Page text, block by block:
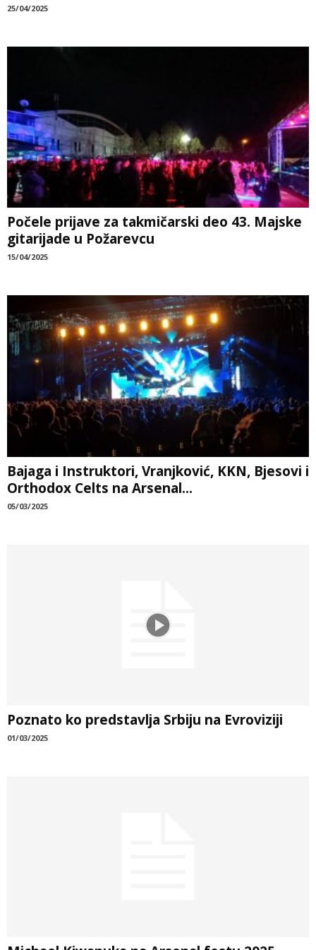
25/04/2025
Počele prijave za takmičarski deo 43. Majske
gitarijade u Požarevcu
15/04/2025
Bajaga i Instruktori, Vranjković, KKN, Bjesovi i
Orthodox Celts na Arsenal...
05/03/2025
Poznato ko predstavlja Srbiju na Evroviziji
01/03/2025